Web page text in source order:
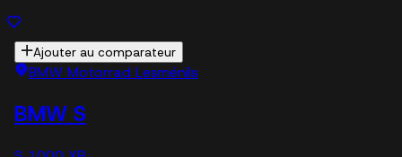
Ajouter au comparateur
BMW Motorrad Lesménils
BMW S